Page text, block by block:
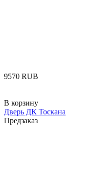
‍9570‍ RUB
В корзину
Дверь ДК Тоскана
Предзаказ